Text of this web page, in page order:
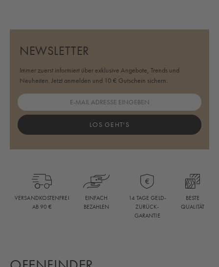
NEWSLETTER
Immer zuerst informiert über exklusive Angebote, Trends und
Neuheiten. Jetzt anmelden und 10 € Gutschein sichern.
LOS GEHT'S
VERSANDKOSTENFREI
AB 90 €
EINFACH
BEZAHLEN
14 TAGE GELD-
ZURÜCK-
GARANTIE
BESTE
QUALITÄT